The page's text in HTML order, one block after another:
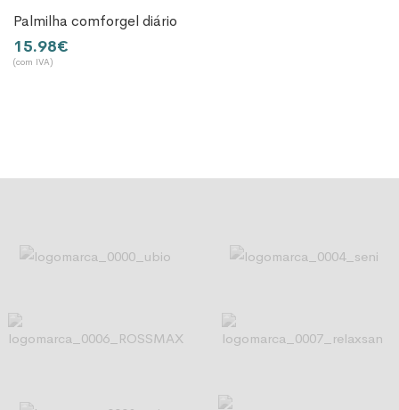
palmilha comforgel diário
15.98€
(com IVA)